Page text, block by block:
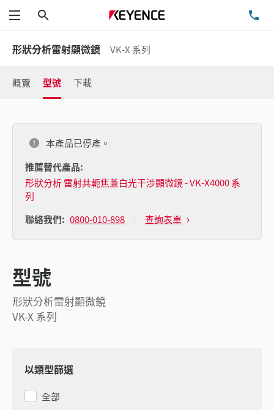
功能表
形狀分析雷射顯微鏡 VK-X 系列
概覽 型號 下載
本產品已停產。
推薦替代產品:
形狀分析 雷射共軛焦兼白光干涉顯微鏡 - VK-X4000 系
列
聯絡我們: 0800-010-898 查詢表單
型號
形狀分析雷射顯微鏡
VK-X 系列
以類型篩選
全部